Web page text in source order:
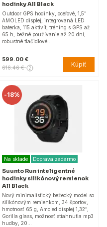
hodinky All Black
Outdoor GPS hodinky, oceľové, 1,5"
AMOLED displej, integrovaná LED
baterka, 115 aktivít, tréning s GPS až
65 h, bežné používanie až 20 dní,
robustné tlačidlové…
599.00 €
616.46 € Kúpiť
-18%
Na sklade Doprava zadarmo
Suunto Run inteligentné
hodinky silikónový remienok
All Black
Nový minimalistický bežecký model so
silikónovým remienkom, 34 športov,
hmotnosť 65 g, Amoled displej 1,32",
Gorilla glass, možnosť stiahnutia mp3
hudby, 20…